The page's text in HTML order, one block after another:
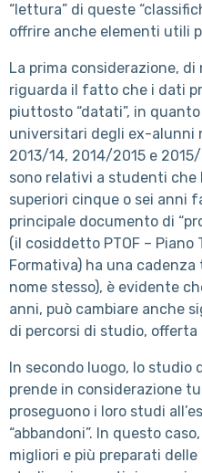
“lettura” di queste
offrire anche elementi utili
La prima considerazione, di
riguarda il fatto che i dati
piuttosto “datati”, in
universitari degli ex-alunni
2013/14, 2014/2015 e
sono relativi a studenti
superiori cinque o sei anni
principale documento di
(il cosiddetto PTOF – Piano
Formativa) ha una
nome stesso), è evidente
anni, può cambiare anche
di percorsi di studio,
In secondo luogo, lo studio
prende in considerazione
proseguono i loro studi
“abbandoni”. In questo
migliori e più preparati